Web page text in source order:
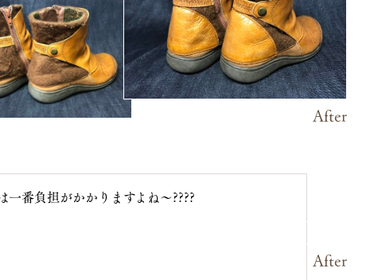
お問い
受付時間：月曜日〜土曜日
After
一番負担がかかりますよね〜????
After